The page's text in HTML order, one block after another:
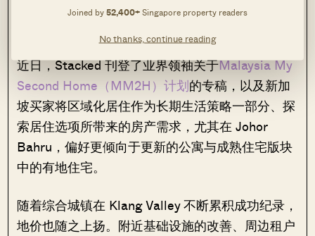
Joined by52,400+Singapore property readers
No thanks, continue reading
MM2H 正在塑造新加坡买家对马来西
亚房产的需求与偏好
近日，Stacked 刊登了业界领袖关于Malaysia My
Second Home（MM2H）计划的专稿，以及新加
坡买家将区域化居住作为长期生活策略一部分、探
索居住选项所带来的房产需求，尤其在 Johor
Bahru，偏好更倾向于更新的公寓与成熟住宅版块
中的有地住宅。
随着综合城镇在 Klang Valley 不断累积成功纪录，
地价也随之上扬。附近基础设施的改善、周边租户